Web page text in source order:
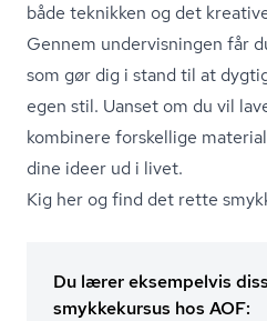
både teknikken og det
Gennem undervisningen får
som gør dig i stand til at
egen stil. Uanset om du vil
kombinere forskellige
dine ideer ud i livet.
Kig her og find det rette
Du lærer eksempelvis
smykkekursus hos AOF: